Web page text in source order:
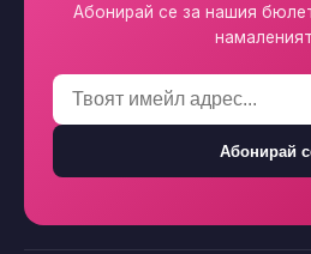
Абонирай се за нашия
Абонирай